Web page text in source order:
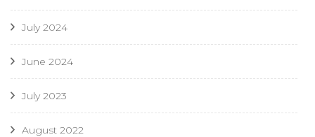
July 2024
June 2024
July 2023
August 2022